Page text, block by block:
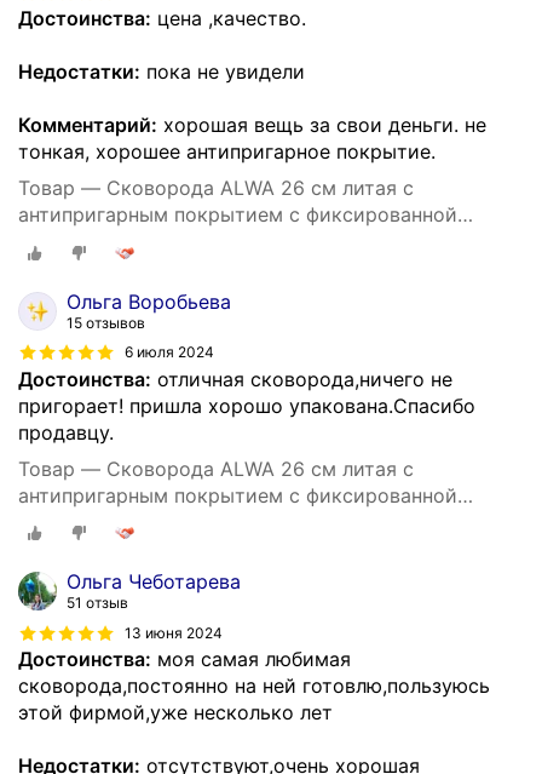
Достоинства: цена ,качество.
Недостатки: пока не увидели
Комментарий: хорошая вещь за свои деньги. не
тонкая, хорошее антипригарное покрытие.
Товар — Cковорода ALWA 26 см литая с
антипригарным покрытием с фиксированной
ручкой цвет мрамор
Ольга Воробьева
15 отзывов
6 июля 2024
Достоинства: отличная сковорода,ничего не
пригорает! пришла хорошо упакована.Спасибо
продавцу.
Товар — Cковорода ALWA 26 см литая с
антипригарным покрытием с фиксированной
ручкой цвет мрамор
Ольга Чеботарева
51 отзыв
13 июня 2024
Достоинства: моя самая любимая
сковорода,постоянно на ней готовлю,пользуюсь
этой фирмой,уже несколько лет
Недостатки: отсутствуют,очень хорошая